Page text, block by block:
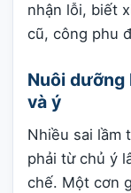
nhận lỗi, biết
cũ, công phu
Nuôi dưỡng
và ý
Nhiều sai lầm
phải từ chủ ý
chế. Một cơn